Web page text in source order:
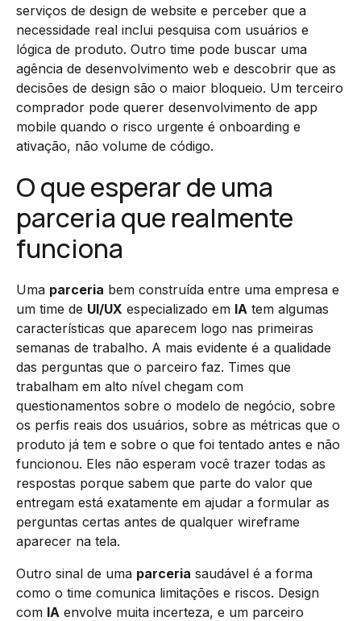
serviços de design de website e perceber que a
necessidade real inclui pesquisa com usuários e
lógica de produto. Outro time pode buscar uma
agência de desenvolvimento web e descobrir que as
decisões de design são o maior bloqueio. Um terceiro
comprador pode querer desenvolvimento de app
mobile quando o risco urgente é onboarding e
ativação, não volume de código.
O que esperar de uma
parceria que realmente
funciona
Uma parceria bem construída entre uma empresa e
um time de UI/UX especializado em IA tem algumas
características que aparecem logo nas primeiras
semanas de trabalho. A mais evidente é a qualidade
das perguntas que o parceiro faz. Times que
trabalham em alto nível chegam com
questionamentos sobre o modelo de negócio, sobre
os perfis reais dos usuários, sobre as métricas que o
produto já tem e sobre o que foi tentado antes e não
funcionou. Eles não esperam você trazer todas as
respostas porque sabem que parte do valor que
entregam está exatamente em ajudar a formular as
perguntas certas antes de qualquer wireframe
aparecer na tela.
Outro sinal de uma parceria saudável é a forma
como o time comunica limitações e riscos. Design
com IA envolve muita incerteza, e um parceiro